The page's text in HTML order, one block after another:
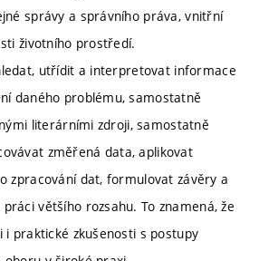
správy a správního práva, vnitřní
životního prostředí.
utřídit a interpretovat informace
daného problému, samostatně
literárními zdroji, samostatně
změřená data, aplikovat
zpracování dat, formulovat závěry a
většího rozsahu. To znamená, že
i praktické zkušenosti s postupy